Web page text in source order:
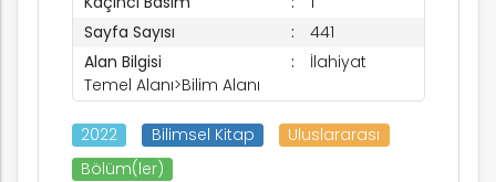
Sayfa Sayısı
441
Alan Bilgisi
İlahiyat
Temel Alanı>Bilim Alanı
2022 Bilimsel Kitap
Uluslararası
Bölüm(ler)